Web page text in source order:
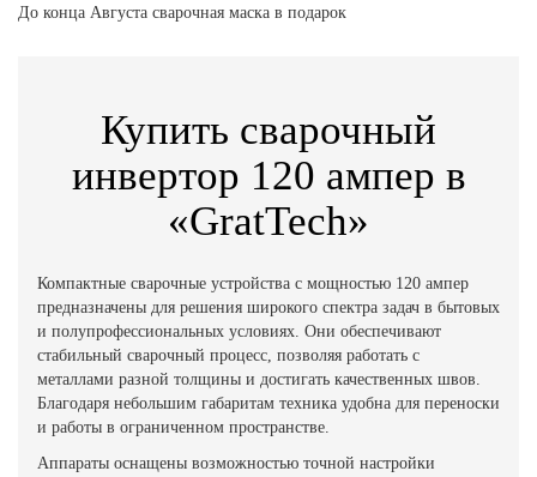
До конца Августа сварочная маска в подарок
Купить сварочный
инвертор 120 ампер в
«GratTech»
Компактные сварочные устройства с мощностью 120 ампер
предназначены для решения широкого спектра задач в бытовых
и полупрофессиональных условиях. Они обеспечивают
стабильный сварочный процесс, позволяя работать с
металлами разной толщины и достигать качественных швов.
Благодаря небольшим габаритам техника удобна для переноски
и работы в ограниченном пространстве.
Аппараты оснащены возможностью точной настройки